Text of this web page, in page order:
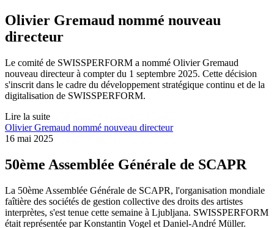
Olivier Gremaud nommé nouveau
directeur
Le comité de SWISSPERFORM a nommé Olivier Gremaud
nouveau directeur à compter du 1 septembre 2025. Cette décision
s'inscrit dans le cadre du développement stratégique continu et de la
digitalisation de SWISSPERFORM.
Lire la suite
Olivier Gremaud nommé nouveau directeur
16 mai 2025
50ème Assemblée Générale de SCAPR
La 50ème Assemblée Générale de SCAPR, l'organisation mondiale
faîtière des sociétés de gestion collective des droits des artistes
interprètes, s'est tenue cette semaine à Ljubljana. SWISSPERFORM
était représentée par Konstantin Vogel et Daniel-André Müller.